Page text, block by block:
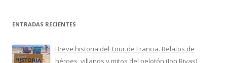
ENTRADAS RECIENTES
Breve historia del Tour de Francia. Relatos de
héroes, villanos y mitos del pelotón (Jon Rivas)